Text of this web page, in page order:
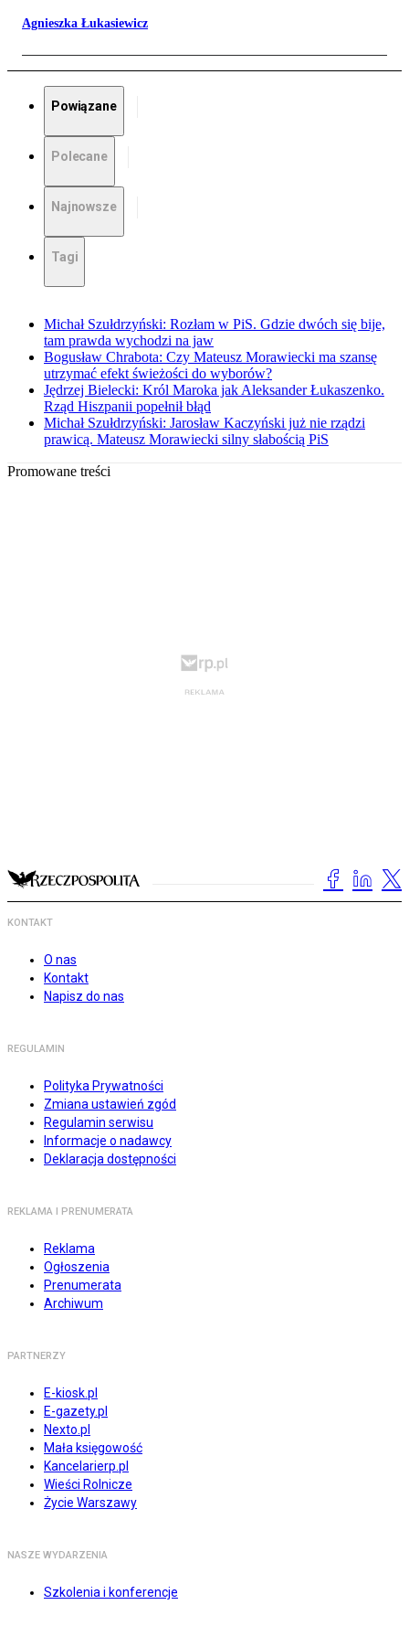
Agnieszka Łukasiewicz
Powiązane
Polecane
Najnowsze
Tagi
Michał Szułdrzyński: Rozłam w PiS. Gdzie dwóch się bije,
tam prawda wychodzi na jaw
Bogusław Chrabota: Czy Mateusz Morawiecki ma szansę
utrzymać efekt świeżości do wyborów?
Jędrzej Bielecki: Król Maroka jak Aleksander Łukaszenko.
Rząd Hiszpanii popełnił błąd
Michał Szułdrzyński: Jarosław Kaczyński już nie rządzi
prawicą. Mateusz Morawiecki silny słabością PiS
Promowane treści
KONTAKT
O nas
Kontakt
Napisz do nas
REGULAMIN
Polityka Prywatności
Zmiana ustawień zgód
Regulamin serwisu
Informacje o nadawcy
Deklaracja dostępności
REKLAMA I PRENUMERATA
Reklama
Ogłoszenia
Prenumerata
Archiwum
PARTNERZY
E-kiosk.pl
E-gazety.pl
Nexto.pl
Mała księgowość
Kancelarierp.pl
Wieści Rolnicze
Życie Warszawy
NASZE WYDARZENIA
Szkolenia i konferencje